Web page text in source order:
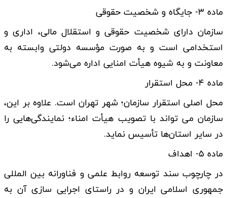
ماده ۳- جایگاه و شخصیت حقوقی
سازمان دارای شخصیت حقوقی و استقلال مالی، اداری و
استخدامی است و به ‌صورت مؤسسه دولتی وابسته به
معاونت و به شیوه هیأت امنایی اداره می‌شود.
ماده ۴- محل استقرار
محل اصلی استقرار سازمان؛ شهر تهران است. علاوه بر این،
سازمان می ­تواند با تصویب هیأت امناء؛ نمایندگی‌هایی را
در سایر استان‌ها تأسیس نماید.
ماده ۵- اهداف
در چارچوب سند توسعه روابط علمی و فناورانه بین ­المللی
جمهوری اسلامی ایران و در راستای اجرایی­ سازی آن به